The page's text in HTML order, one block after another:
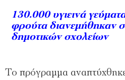
130.000 υγιεινά
φρούτα διανεμήθηκαν
δημοτικών σχολείων
Το πρόγραμμα